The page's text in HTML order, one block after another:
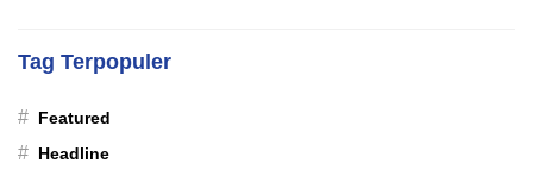
Tag Terpopuler
# Featured
# Headline